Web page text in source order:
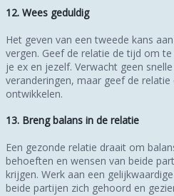
12. Wees geduldig
Het geven van een tweede kans
vergen. Geef de relatie de tijd om
je ex en jezelf. Verwacht geen
veranderingen, maar geef de
ontwikkelen.
13. Breng balans in de relatie
Een gezonde relatie draait om
behoeften en wensen van beide
krijgen. Werk aan een
beide partijen zich gehoord en